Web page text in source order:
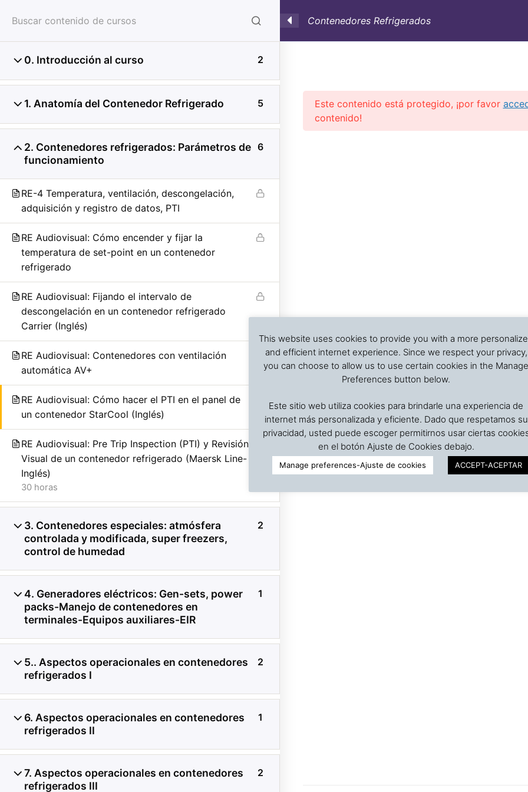
HOME CONSULTORÍA CONTAINERS NOSOTROS
Previous Slide
◀︎
Investigación de daños a alimentos en
de registros de temperatura, ventilación, demoras,
condición del producto, embalaje, estiba y
transferencia de carga.
Contenedores Refrigerados
0. Introducción al curso 2
1. Anatomía del Contenedor Refrigerado 5
2. Contenedores refrigerados: Parámetros de
funcionamiento
6
RE-4 Temperatura, ventilación, descongelación,
adquisición y registro de datos, PTI
RE Audiovisual: Cómo encender y fijar la
temperatura de set-point en un contenedor
refrigerado
RE Audiovisual: Fijando el intervalo de
descongelación en un contenedor refrigerado
Carrier (Inglés)
RE Audiovisual: Contenedores con ventilación
automática AV+
RE Audiovisual: Cómo hacer el PTI en el panel de
un contenedor StarCool (Inglés)
RE Audiovisual: Pre Trip Inspection (PTI) y Revisión
Visual de un contenedor refrigerado (Maersk Line-
Inglés)
30 horas
3. Contenedores especiales: atmósfera
controlada y modificada, super freezers,
control de humedad
2
4. Generadores eléctricos: Gen-sets, power
packs-Manejo de contenedores en
terminales-Equipos auxiliares-EIR
1
5.. Aspectos operacionales en contenedores
refrigerados I
2
6. Aspectos operacionales en contenedores
refrigerados II
1
7. Aspectos operacionales en contenedores
refrigerados III
2
Este contenido está protegido, ¡por favor
contenido!
This website uses cookies to provide you with a more
and efficient internet experience. Since we respect your privacy,
you can choose to allow us to use certain cookies in the Manage
Preferences button below.
Este sitio web utiliza cookies para brindarle una experiencia de
internet más personalizada y eficiente. Dado que respetamos su
privacidad, usted puede escoger permitirnos usar ciertas
en el botón Ajuste de Cookies debajo.
Manage preferences-Ajuste de cookies ACCEPT-ACEPTAR